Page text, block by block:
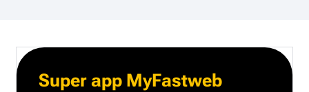
Super app MyFastweb